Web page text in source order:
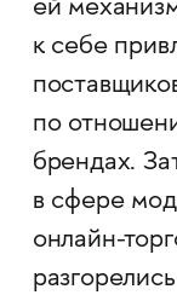
ей
к себе
по
брендах.
в сфере
онлайн-